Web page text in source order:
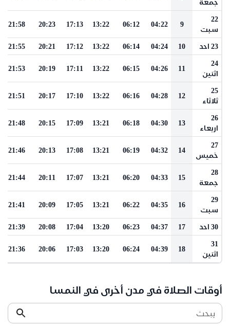
جمعة
22
سبت
9
04:22
06:12
13:22
17:13
20:23
21:58
23 احد 10
04:24
06:14
13:22
17:12
20:21
21:55
24
اثنين
11
04:26
06:15
13:22
17:11
20:19
21:53
25
ثلاثاء
12
04:28
06:16
13:22
17:10
20:17
21:51
26
اربعاء
13
04:30
06:18
13:21
17:09
20:15
21:48
27
خميس
14
04:32
06:19
13:21
17:08
20:13
21:46
28
جمعة
15
04:33
06:20
13:21
17:07
20:11
21:44
29
سبت
16
04:35
06:22
13:21
17:05
20:09
21:41
30 احد 17
04:37
06:23
13:20
17:04
20:08
21:39
31
اثنين
18
04:39
06:24
13:20
17:03
20:06
21:36
أوقات الصلاة في مدن أخرى في النمسا
يبحث